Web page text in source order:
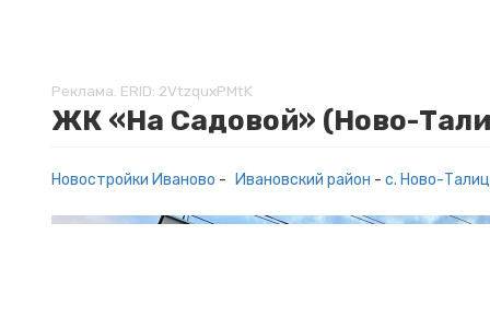
Реклама. ERID: 2VtzquxPMtK
ЖК «На Садовой» (Ново-
Новостройки Иваново - Ивановский район - с. Ново-